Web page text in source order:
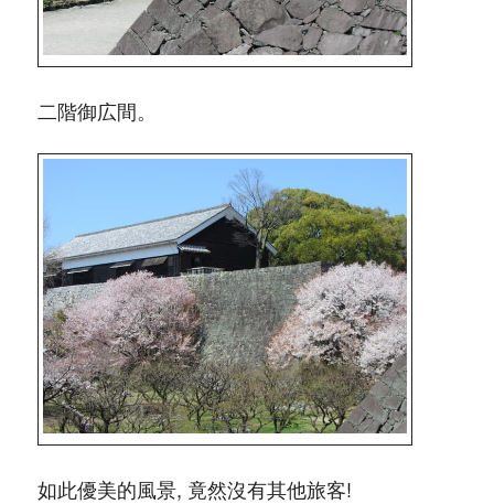
二階御広間。
如此優美的風景, 竟然沒有其他旅客!